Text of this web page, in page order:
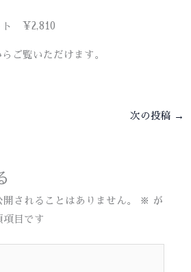
ト ¥2,810
らご覧いただけます。
次の投稿 →
されることはありません。 ※
が
項目です